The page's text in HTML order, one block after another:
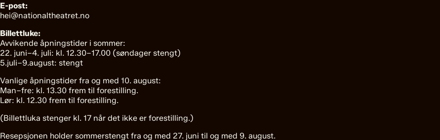
E-post:
hei@nationaltheatret.no
Billettluke:
Avvikende åpningstider i sommer:
22. juni–4. juli: kl. 12.30–17.00 (søndager stengt)
5.juli–9.august: stengt
Vanlige åpningstider fra og med 10. august:
Man–fre: kl. 13.30 frem til forestilling.
Lør: kl. 12.30 frem til forestilling.
(Billettluka stenger kl. 17 når det ikke er forestilling.)
Resepsjonen holder sommerstengt fra og med 27. juni til og med 9. august.